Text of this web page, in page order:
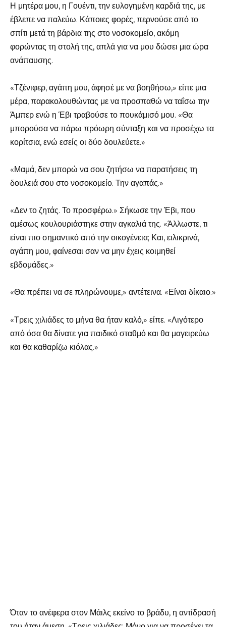
Η μητέρα μου, η Γουέντι, την ευλογημένη καρδιά της, με
έβλεπε να παλεύω. Κάποιες φορές, περνούσε από το
σπίτι μετά τη βάρδια της στο νοσοκομείο, ακόμη
φορώντας τη στολή της, απλά για να μου δώσει μια ώρα
ανάπαυσης.
«Τζένιφερ, αγάπη μου, άφησέ με να βοηθήσω,» είπε μια
μέρα, παρακολουθώντας με να προσπαθώ να ταΐσω την
Άμπερ ενώ η Έβι τραβούσε το πουκάμισό μου. «Θα
μπορούσα να πάρω πρόωρη σύνταξη και να προσέχω τα
κορίτσια, ενώ εσείς οι δύο δουλεύετε.»
«Μαμά, δεν μπορώ να σου ζητήσω να παρατήσεις τη
δουλειά σου στο νοσοκομείο. Την αγαπάς.»
«Δεν το ζητάς. Το προσφέρω.» Σήκωσε την Έβι, που
αμέσως κουλουριάστηκε στην αγκαλιά της. «Άλλωστε, τι
είναι πιο σημαντικό από την οικογένεια; Και, ειλικρινά,
αγάπη μου, φαίνεσαι σαν να μην έχεις κοιμηθεί
εβδομάδες.»
«Θα πρέπει να σε πληρώνουμε,» αντέτεινα. «Είναι δίκαιο.»
«Τρεις χιλιάδες το μήνα θα ήταν καλό,» είπε. «Λιγότερο
από όσα θα δίνατε για παιδικό σταθμό και θα μαγειρεύω
και θα καθαρίζω κιόλας.»
Όταν το ανέφερα στον Μάιλς εκείνο το βράδυ, η αντίδρασή